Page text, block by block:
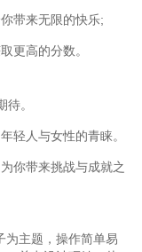
带来无限的快乐;
更高的分数。
。
轻人与女性的青睐。
你带来挑战与成就之
为主题，操作简单易